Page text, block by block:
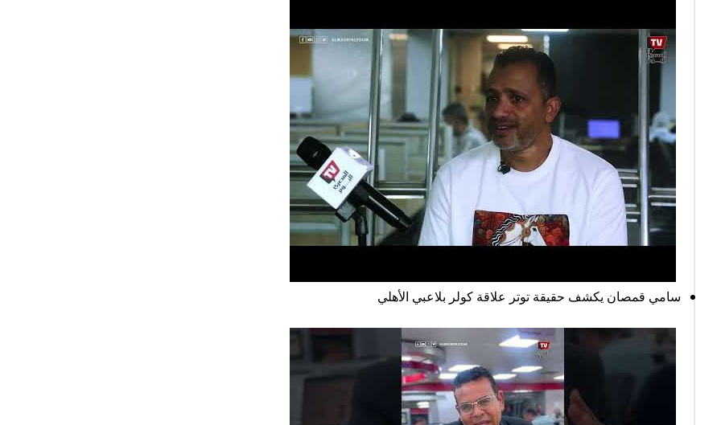
سامي قمصان يكشف حقيقة توتر علاقة كولر بلاعبي الأهلي